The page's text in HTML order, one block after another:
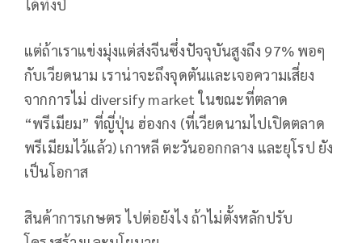
ได้ทั้งปี
แต่ถ้าเราแข่งมุ่งแต่ส่งจีนซึ่งปัจจุบันสูงถึง 97% พอๆ
กับเวียดนาม เราน่าจะถึงจุดตันและเจอความเสี่ยง
จากการไม่ diversify market ในขณะที่ตลาด
“พรีเมียม” ที่ญี่ปุ่น ฮ่องกง (ที่เวียดนามไปเปิดตลาด
พรีเมียมไว้แล้ว) เกาหลี ตะวันออกกลาง และยุโรป ยัง
เป็นโอกาส
สินค้าการเกษตร ไปต่อยังไง ถ้าไม่ตั้งหลักปรับ